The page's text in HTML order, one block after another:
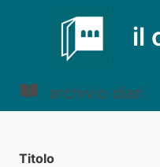
il
archivio diari
Titolo